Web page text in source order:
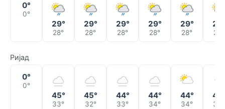
0°
0°
29°
28°
29°
28°
29°
28°
29°
28°
29°
28° 28°
Ријад
0°
0°
45°
33°
45°
32°
44°
33°
44°
34°
44°
34° 34°